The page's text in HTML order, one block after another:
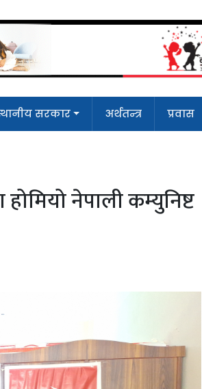
सरकार अर्थतन्त्र प्रवास
नेपाली कम्युनिष्ट